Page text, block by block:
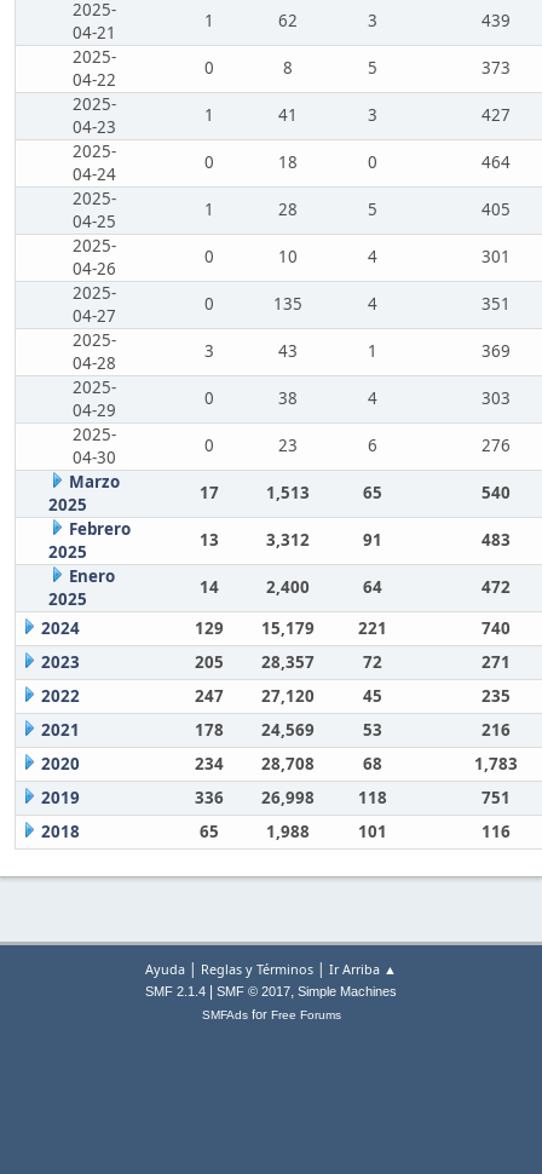
2025-
04-21
1 62 3
439
2025-
04-22
0 8 5
373
2025-
04-23
1 41 3
427
2025-
04-24
0 18 0
464
2025-
04-25
1 28 5
405
2025-
04-26
0 10 4
301
2025-
04-27
0 135 4
351
2025-
04-28
3 43 1
369
2025-
04-29
0 38 4
303
2025-
04-30
0 23 6
276
Marzo
2025
17 1,513 65
540
Febrero
2025
13 3,312 91
483
Enero
2025
14 2,400 64
472
2024
129 15,179 221
740
2023
205 28,357 72
271
2022
247 27,120 45
235
2021
178 24,569 53
216
2020
234 28,708 68
1,783
2019
336 26,998 118
751
2018
65 1,988 101 116
Ayuda | Reglas y Términos | Ir Arriba ▲
SMF 2.1.4 SMF © 2017, Simple Machines
SMFAdsfor Free Forums